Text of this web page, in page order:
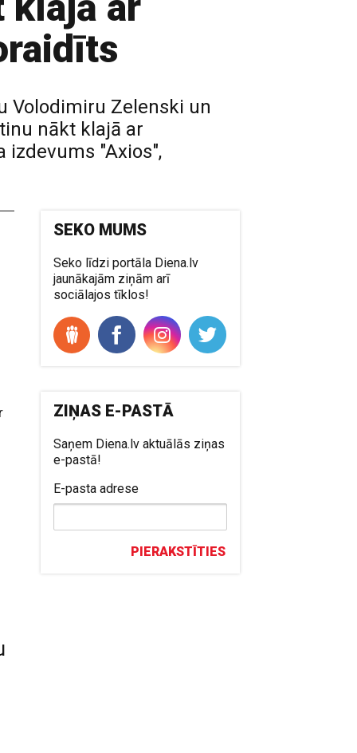
Volodimiru Zelenski un
nākt klajā ar
izdevums "Axios",
SEKO MUMS
Seko līdzi portāla Diena.lv
jaunākajām ziņām arī
sociālajos tīklos!
ZIŅAS E-PASTĀ
Saņem Diena.lv aktuālās ziņas
e-pastā!
E-pasta adrese
PIERAKSTĪTIES